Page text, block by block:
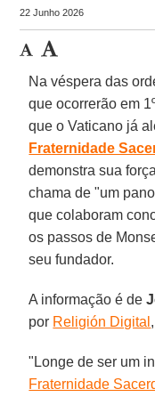
22 Junho 2026
Na véspera das
que ocorrerão em
que o Vaticano já
Fraternidade
demonstra sua
chama de "um
que colaboram
os passos de
seu fundador.
A informação é de
por Religión Digital
"Longe de ser um
Fraternidade